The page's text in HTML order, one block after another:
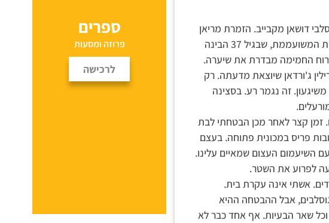
דושאן מקבייב. הזמרת מריאן
פיית'פול שרה בשיר הנושא של הסרט היפה הזה על עקרת הבית המשועממת, שבגיל 37 הבינה
החמימה מבדרת את שיערה.
ג'ורדאן שיוצאת מדעתה. רק
זה נגמר רע. בסצינה
זמן קצר לאחר מכן הבטחתי לבת
ברחובות פריס במכונית פתוחה. בעצם
השיעמום העצום שמאיים עלינו.
אשתי אינה עקרת בית.
אבל ההבטחה ההיא
שאר הבעיות. אף אחד כבר לא
ספרים
פרוזה ומסעות
לרכישה